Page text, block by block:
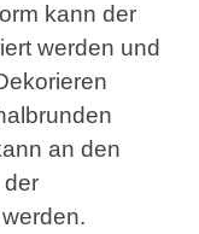
kann der
werden und
an den
der